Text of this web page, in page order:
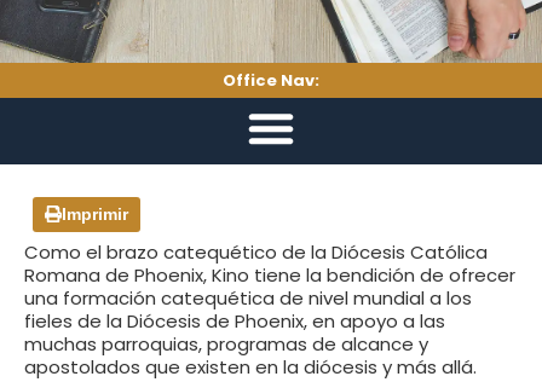
Office Nav:
Imprimir
Como el brazo catequético de la Diócesis Católica
Romana de Phoenix, Kino tiene la bendición de ofrecer
una formación catequética de nivel mundial a los
fieles de la Diócesis de Phoenix, en apoyo a las
muchas parroquias, programas de alcance y
apostolados que existen en la diócesis y más allá.